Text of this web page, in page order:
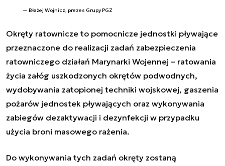
Błażej Wojnicz, prezes Grupy PGZ
Okręty ratownicze to pomocnicze jednostki pływające
przeznaczone do realizacji zadań zabezpieczenia
ratowniczego działań Marynarki Wojennej – ratowania
życia załóg uszkodzonych okrętów podwodnych,
wydobywania zatopionej techniki wojskowej, gaszenia
pożarów jednostek pływających oraz wykonywania
zabiegów dezaktywacji i dezynfekcji w przypadku
użycia broni masowego rażenia.
Do wykonywania tych zadań okręty zostaną